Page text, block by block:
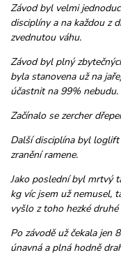
Závod byl velmi
disciplíny a na každou z
zvednutou váhu.
Závod byl plný
byla stanovena už na
účastnit na 99%
Začínalo se zercher
Další disciplína byl
zranění ramene.
Jako poslední byl mrtvý
kg víc jsem už nemusel,
vyšlo z toho hezké
Po závodě už čekala jen
únavná a plná hodně